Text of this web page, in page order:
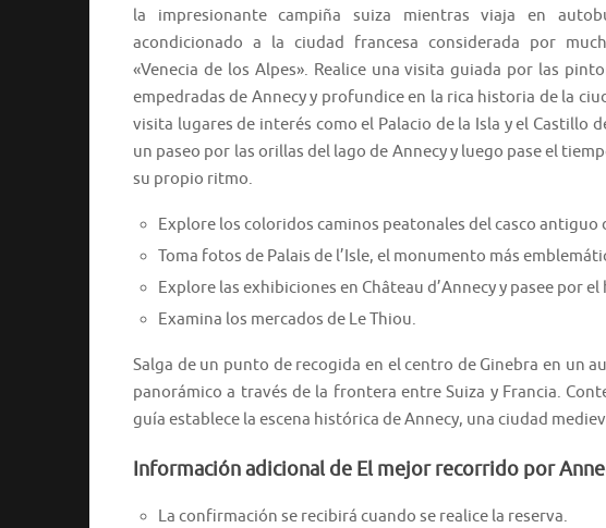
la impresionante campiña suiza mientras viaja en
acondicionado a la ciudad francesa considerada por
«Venecia de los Alpes». Realice una visita guiada por las
empedradas de Annecy y profundice en la rica historia de la
visita lugares de interés como el Palacio de la Isla y el Castillo
un paseo por las orillas del lago de Annecy y luego pase el
su propio ritmo.
Explore los coloridos caminos peatonales del casco
Toma fotos de Palais de l’Isle, el monumento más
Explore las exhibiciones en Château d’Annecy y pasee por
Examina los mercados de Le Thiou.
Salga de un punto de recogida en el centro de Ginebra en un
panorámico a través de la frontera entre Suiza y Francia.
guía establece la escena histórica de Annecy, una ciudad
Información adicional de El mejor recorrido por
La confirmación se recibirá cuando se realice la reserva.